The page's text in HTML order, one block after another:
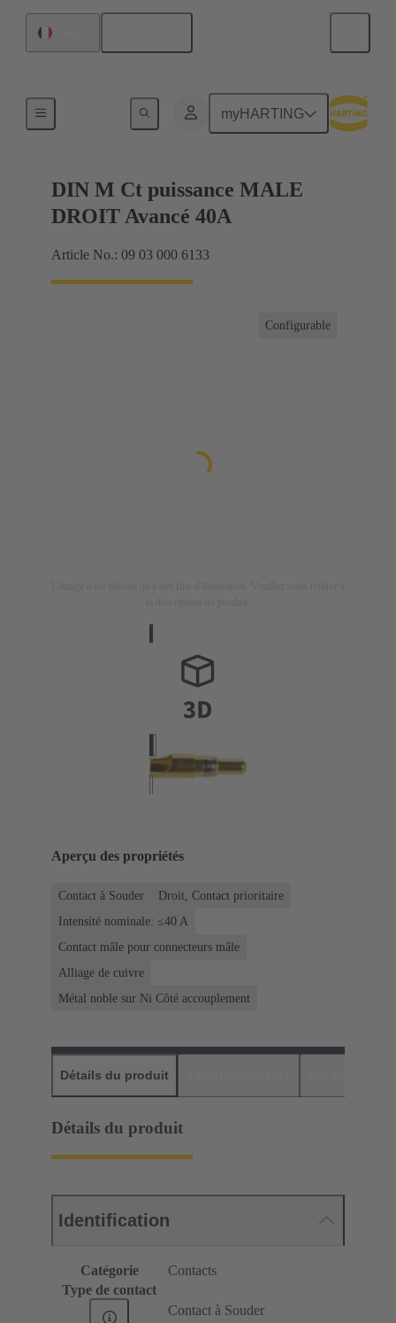
myHARTING
DIN M Ct puissance MALE
DROIT Avancé 40A
Article No.: 09 03 000 6133
Configurable
Aperçu des propriétés
Contact à Souder
Droit, Contact prioritaire
Intensité nominale: ≤40 A
Contact mâle pour connecteurs mâle
Alliage de cuivre
Métal noble sur Ni Côté accouplement
Détails du produit
Détails du produit
Identification
Catégorie
Contacts
Type de contact
Contact à Souder